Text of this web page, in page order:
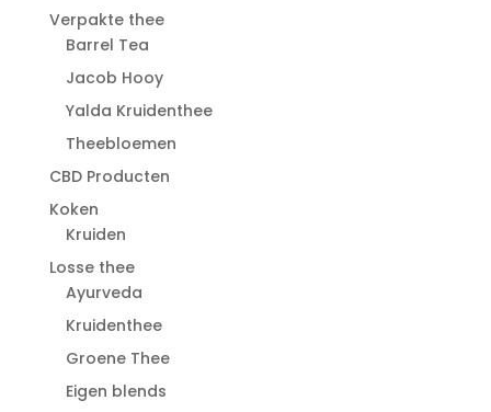
Verpakte thee
Barrel Tea
Jacob Hooy
Yalda Kruidenthee
Theebloemen
CBD Producten
Koken
Kruiden
Losse thee
Ayurveda
Kruidenthee
Groene Thee
Eigen blends